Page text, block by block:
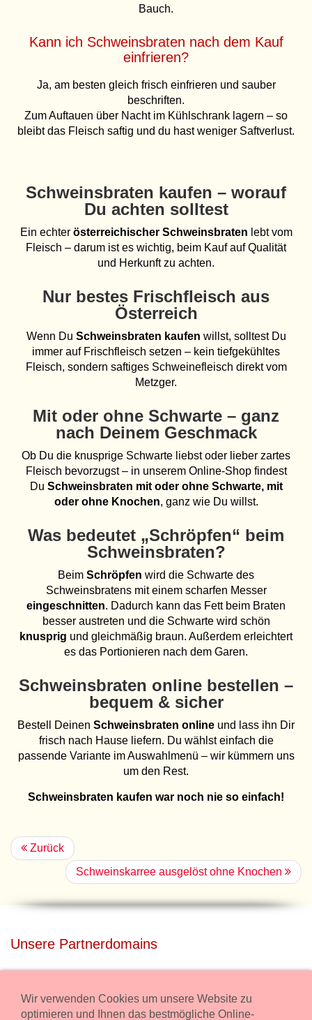
Bauch.
Kann ich Schweinsbraten nach dem Kauf
einfrieren?
Ja, am besten gleich frisch einfrieren und sauber
beschriften.
Zum Auftauen über Nacht im Kühlschrank lagern – so
bleibt das Fleisch saftig und du hast weniger Saftverlust.
Schweinsbraten kaufen – worauf
Du achten solltest
Ein echter österreichischer Schweinsbraten lebt vom
Fleisch – darum ist es wichtig, beim Kauf auf Qualität
und Herkunft zu achten.
Nur bestes Frischfleisch aus
Österreich
Wenn Du Schweinsbraten kaufen willst, solltest Du
immer auf Frischfleisch setzen – kein tiefgekühltes
Fleisch, sondern saftiges Schweinefleisch direkt vom
Metzger.
Mit oder ohne Schwarte – ganz
nach Deinem Geschmack
Ob Du die knusprige Schwarte liebst oder lieber zartes
Fleisch bevorzugst – in unserem Online-Shop findest
Du Schweinsbraten mit oder ohne Schwarte, mit
oder ohne Knochen, ganz wie Du willst.
Was bedeutet „Schröpfen“ beim
Schweinsbraten?
Beim Schröpfen wird die Schwarte des
Schweinsbratens mit einem scharfen Messer
eingeschnitten. Dadurch kann das Fett beim Braten
besser austreten und die Schwarte wird schön
knusprig und gleichmäßig braun. Außerdem erleichtert
es das Portionieren nach dem Garen.
Schweinsbraten online bestellen –
bequem & sicher
Bestell Deinen Schweinsbraten online und lass ihn Dir
frisch nach Hause liefern. Du wählst einfach die
passende Variante im Auswahlmenü – wir kümmern uns
um den Rest.
Schweinsbraten kaufen war noch nie so einfach!
Zurück
Schweinskarree ausgelöst ohne Knochen
Unsere Partnerdomains
Miete unser Haus bei Wiener Neustadt für Deine Party mit
Übernachtung.
Wir verwenden Cookies um unsere Website zu
optimieren und Ihnen das bestmögliche Online-